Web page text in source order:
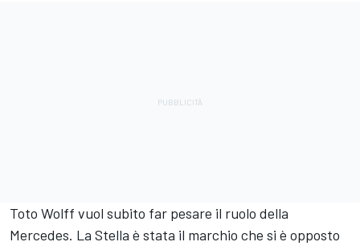
Toto Wolff vuol subito far pesare il ruolo della
Mercedes. La Stella è stata il marchio che si è opposto